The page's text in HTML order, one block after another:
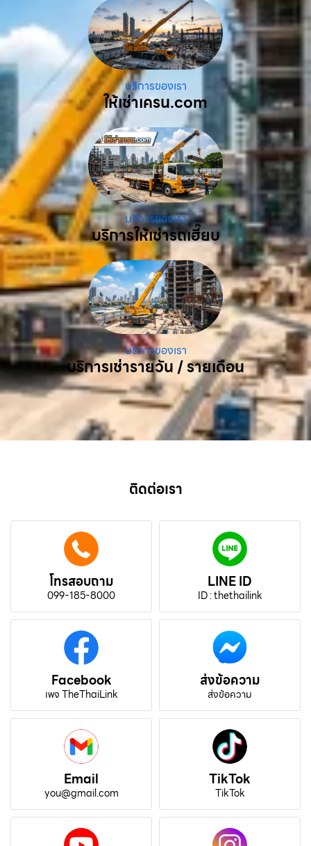
บริการของเรา
ให้เช่าเครน.com
บริการของเรา
บริการให้เช่ารถเฮี๊ยบ
บริการของเรา
บริการเช่ารายวัน / รายเดือน
ติดต่อเรา
โทรสอบถาม
099-185-8000
LINE ID
ID : thethailink
Facebook
เพจ TheThaiLink
ส่งข้อความ
ส่งข้อความ
Email
you@gmail.com
TikTok
TikTok